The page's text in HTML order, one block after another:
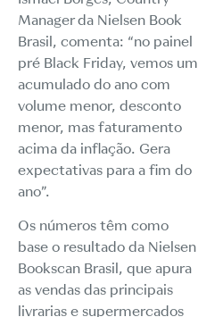
Manager da Nielsen Book
Brasil, comenta: “no painel
pré Black Friday, vemos um
acumulado do ano com
volume menor, desconto
menor, mas faturamento
acima da inflação. Gera
expectativas para a fim do
ano”.
Os números têm como
base o resultado da Nielsen
Bookscan Brasil, que apura
as vendas das principais
livrarias e supermercados